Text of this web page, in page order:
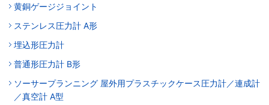
黄銅ゲージジョイント
ステンレス圧力計 A形
埋込形圧力計
普通形圧力計 B形
ソーサープランニング 屋外用プラスチックケース圧力計／連成計
／真空計 A型